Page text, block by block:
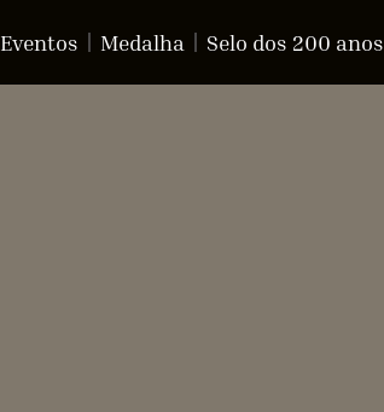
Eventos Medalha Selo dos 200 anos